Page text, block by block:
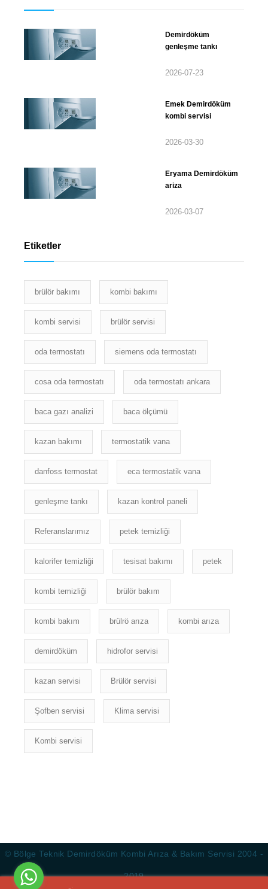
Demirdöküm
genleşme tankı
2026-07-23
Emek Demirdöküm
kombi servisi
2026-03-30
Eryama Demirdöküm
ariza
2026-03-07
Etiketler
brülör bakımı kombi bakımı
kombi servisi brülör servisi
oda termostatı siemens oda termostatı
cosa oda termostatı oda termostatı ankara
baca gazı analizi baca ölçümü
kazan bakımı termostatik vana
danfoss termostat eca termostatik vana
genleşme tankı kazan kontrol paneli
Referanslarımız petek temizliği
kalorifer temizliği tesisat bakımı petek
kombi temizliği brülör bakım
kombi bakım brülrö arıza kombi arıza
demirdöküm hidrofor servisi
kazan servisi Brülör servisi
Şofben servisi Klima servisi
Kombi servisi
© Bölge Teknik Demirdöküm Kombi Arıza & Bakım Servisi 2004 -
2019